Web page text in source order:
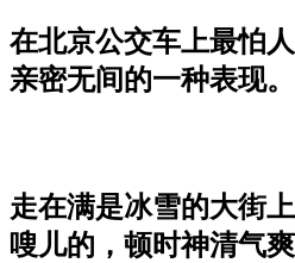
在北京公交车上最怕
亲密无间的一种表现。
走在满是冰雪的大街
嗖儿的，顿时神清气